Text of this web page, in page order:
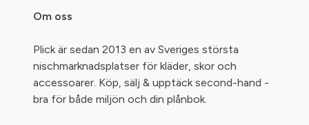
Om oss
Plick är sedan 2013 en av Sveriges största
nischmarknadsplatser för kläder, skor och
accessoarer. Köp, sälj & upptäck second-hand -
bra för både miljön och din plånbok.